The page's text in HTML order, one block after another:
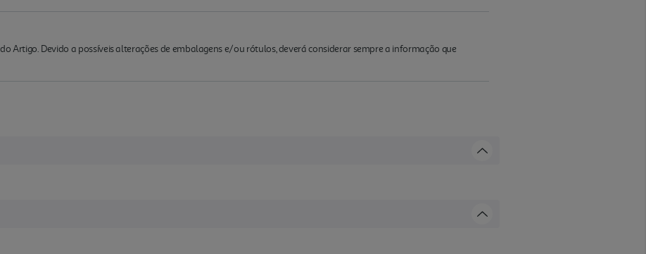
Artigo. Devido a possíveis alterações de embalagens e/ou rótulos, deverá considerar sempre a informação que